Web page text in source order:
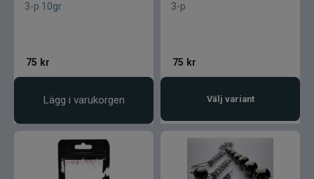
3-p 10gr
75 kr
Lägg i varukorgen
3-p
75 kr
Välj variant